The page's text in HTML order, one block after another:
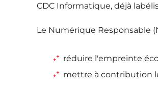
CDC Informatique, déjà
Le Numérique Responsable
réduire l'empreinte
mettre à contribution